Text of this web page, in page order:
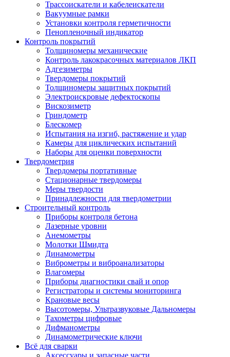
Трассоискатели и кабелеискатели
Вакуумные рамки
Установки контроля герметичности
Пенопленочный индикатор
Контроль покрытий
Толщиномеры механические
Контроль лакокрасочных материалов ЛКП
Адгезиметры
Твердомеры покрытий
Толщиномеры защитных покрытий
Электроискровые дефектоскопы
Вискозиметр
Гриндометр
Блескомер
Испытания на изгиб, растяжение и удар
Камеры для циклических испытаний
Наборы для оценки поверхности
Твердометрия
Твердомеры портативные
Стационарные твердомеры
Меры твердости
Принадлежности для твердометрии
Строительный контроль
Приборы контроля бетона
Лазерные уровни
Анемометры
Молотки Шмидта
Динамометры
Виброметры и виброанализаторы
Влагомеры
Приборы диагностики свай и опор
Регистраторы и системы мониторинга
Крановые весы
Высотомеры, Ультразвуковые Дальномеры
Тахометры цифровые
Дифманометры
Динамометрические ключи
Всё для сварки
Аксессуары и запасные части